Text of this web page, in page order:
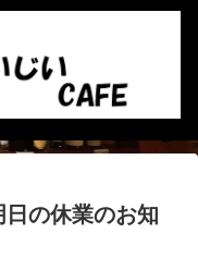
の休業のお知